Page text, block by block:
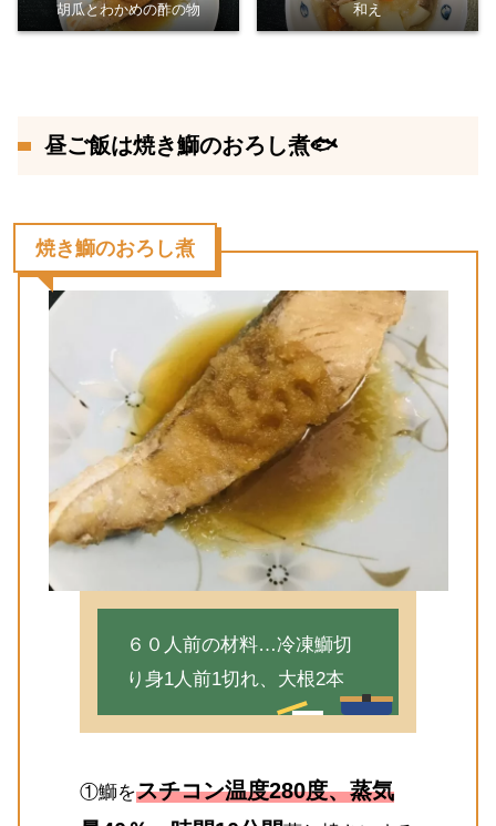
胡瓜とわかめの酢の物
和え
昼ご飯は焼き鰤のおろし煮🐟
焼き鰤のおろし煮
６０人前の材料…冷凍鰤切
り身1人前1切れ、大根2本
①鰤をスチコン温度280度、蒸気